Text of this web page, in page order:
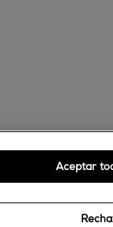
30,
Aceptar